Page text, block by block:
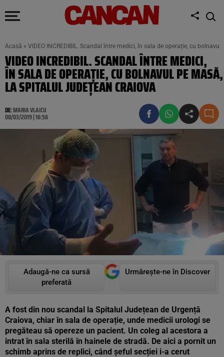
Acasă » VIDEO INCREDIBIL. Scandal între medici, în sala de operație, cu
VIDEO INCREDIBIL. SCANDAL ÎNTRE MEDICI,
ÎN SALA DE OPERAȚIE, CU BOLNAVUL PE MASĂ,
LA SPITALUL JUDEȚEAN CRAIOVA
DE:MARIA VLAICU
08/03/2019 | 16:56
Adaugă-ne ca sursă
preferată
Urmărește-ne în Discover
A fost din nou scandal la Spitalul Județean de Urgență
Craiova, chiar în sala de operație, unde medicii urologi se
pregăteau să opereze un pacient. Un coleg al acestora a
intrat în sala sterilă în hainele de stradă. De aici a pornit un
schimb aprins de replici, când șeful secției i-a cerut